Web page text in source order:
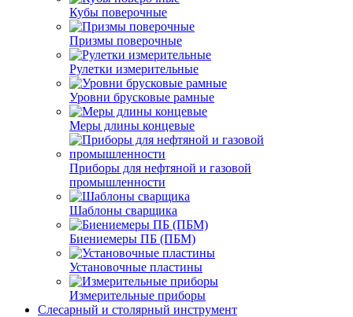
Кубы поверочные
Призмы поверочные
Рулетки измерительные
Уровни брусковые рамные
Меры длины концевые
Приборы для нефтяной и газовой
промышленности
Шаблоны сварщика
Биениемеры ПБ (ПБМ)
Установочные пластины
Измерительные приборы
Слесарный и столярный инструмент